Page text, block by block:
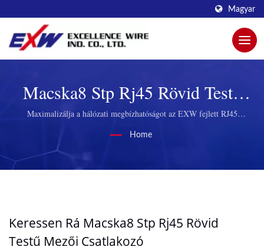
Magyar
Macska8 Stp Rj45 Rövid Testű
Mezői CsatlakozóKeresett |
Biztosítsa A Kiváló Adatátvitelt
EXW Összekötő Kábelekkel
Maximalizálja a hálózati megbízhatóságot az EXW fejlett RJ45
Home
Keressen Rá Macska8 Stp Rj45 Rövid
Testű Mezői Csatlakozó